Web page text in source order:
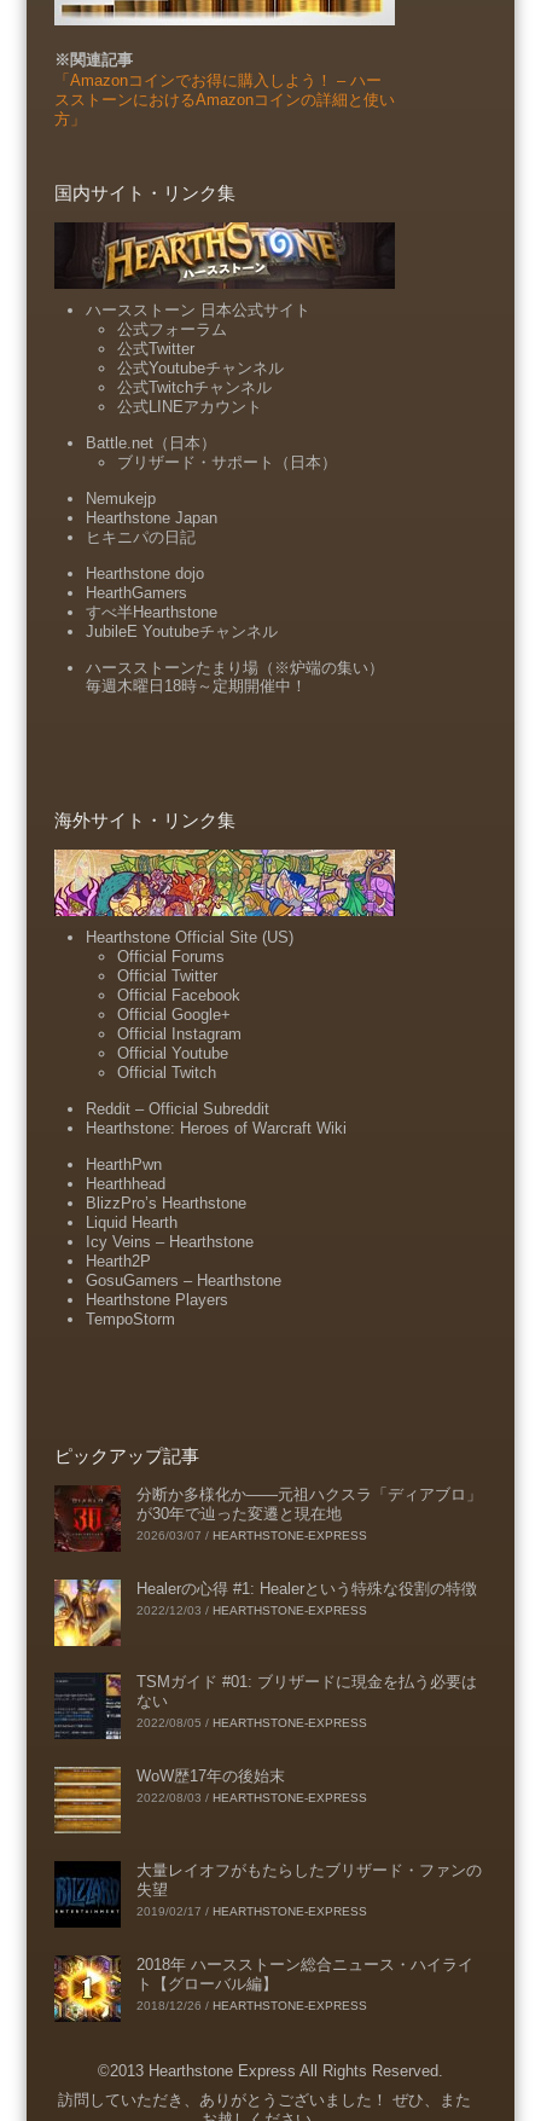
※関連記事
「Amazonコインでお得に購入しよう！ – ハー
スストーンにおけるAmazonコインの詳細と使い
方」
国内サイト・リンク集
ハースストーン 日本公式サイト
公式フォーラム
公式Twitter
公式Youtubeチャンネル
公式Twitchチャンネル
公式LINEアカウント
Battle.net（日本）
ブリザード・サポート（日本）
Nemukejp
Hearthstone Japan
ヒキニパの日記
Hearthstone dojo
HearthGamers
すべ半Hearthstone
JubileE Youtubeチャンネル
ハースストーンたまり場（※炉端の集い）
毎週木曜日18時～定期開催中！
海外サイト・リンク集
Hearthstone Official Site (US)
Official Forums
Official Twitter
Official Facebook
Official Google+
Official Instagram
Official Youtube
Official Twitch
Reddit – Official Subreddit
Hearthstone: Heroes of Warcraft Wiki
HearthPwn
Hearthhead
BlizzPro’s Hearthstone
Liquid Hearth
Icy Veins – Hearthstone
Hearth2P
GosuGamers – Hearthstone
Hearthstone Players
TempoStorm
ピックアップ記事
分断か多様化か――元祖ハクスラ「ディアブロ」
が30年で辿った変遷と現在地
2026/03/07 / HEARTHSTONE-EXPRESS
Healerの心得 #1: Healerという特殊な役割の特徴
2022/12/03 / HEARTHSTONE-EXPRESS
TSMガイド #01: ブリザードに現金を払う必要は
ない
2022/08/05 / HEARTHSTONE-EXPRESS
WoW歴17年の後始末
2022/08/03 / HEARTHSTONE-EXPRESS
大量レイオフがもたらしたブリザード・ファンの
失望
2019/02/17 / HEARTHSTONE-EXPRESS
2018年 ハースストーン総合ニュース・ハイライ
ト【グローバル編】
2018/12/26 / HEARTHSTONE-EXPRESS
©2013 Hearthstone Express All Rights Reserved.
Menu
訪問していただき、ありがとうございました！ ぜひ、また